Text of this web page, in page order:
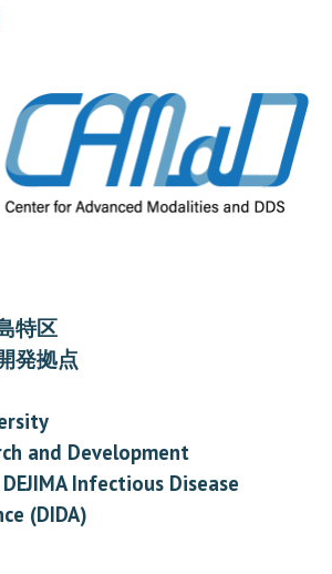
特区
発拠点
and Development
Infectious Disease
(DIDA)